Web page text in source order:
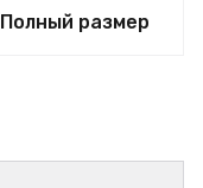
Полный размер